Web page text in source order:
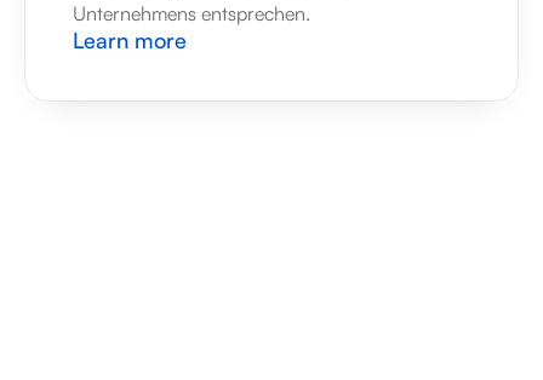
Unternehmens entsprechen.
Learn more